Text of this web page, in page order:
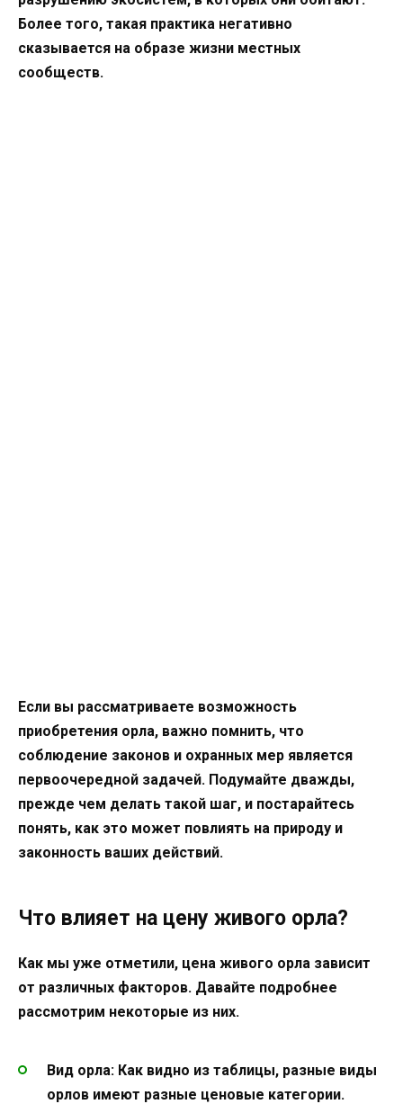
Более того, такая практика негативно
сказывается на образе жизни местных
сообществ.
Если вы рассматриваете возможность
приобретения орла, важно помнить, что
соблюдение законов и охранных мер является
первоочередной задачей. Подумайте дважды,
прежде чем делать такой шаг, и постарайтесь
понять, как это может повлиять на природу и
законность ваших действий.
Что влияет на цену живого орла?
Как мы уже отметили, цена живого орла зависит
от различных факторов. Давайте подробнее
рассмотрим некоторые из них.
Вид орла: Как видно из таблицы, разные виды
орлов имеют разные ценовые категории.